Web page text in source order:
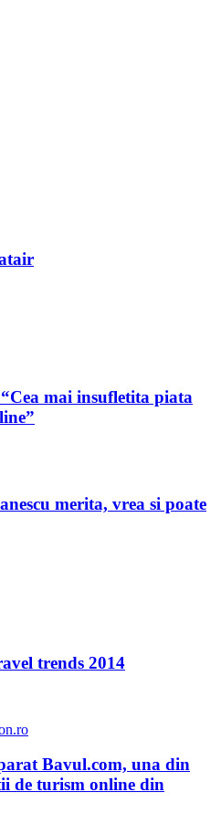
mai insufletita piata
merita, vrea si poate
trends 2014
Bavul.com, una din
de turism online din